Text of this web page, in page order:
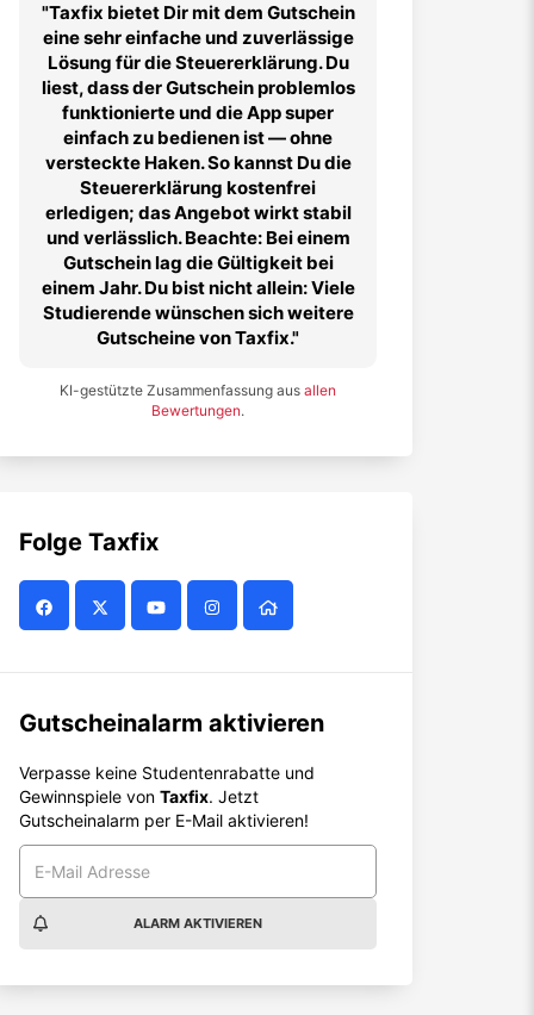
Taxfix bietet Dir mit dem Gutschein
eine sehr einfache und zuverlässige
Lösung für die Steuererklärung. Du
liest, dass der Gutschein problemlos
funktionierte und die App super
einfach zu bedienen ist — ohne
versteckte Haken. So kannst Du die
Steuererklärung kostenfrei
erledigen; das Angebot wirkt stabil
und verlässlich. Beachte: Bei einem
Gutschein lag die Gültigkeit bei
einem Jahr. Du bist nicht allein: Viele
Studierende wünschen sich weitere
Gutscheine von Taxfix.
KI-gestützte Zusammenfassung aus allen
Bewertungen.
Folge Taxfix
Gutscheinalarm aktivieren
Verpasse keine Studentenrabatte und
Gewinnspiele von Taxfix. Jetzt
Gutscheinalarm per E-Mail aktivieren!
ALARM AKTIVIEREN